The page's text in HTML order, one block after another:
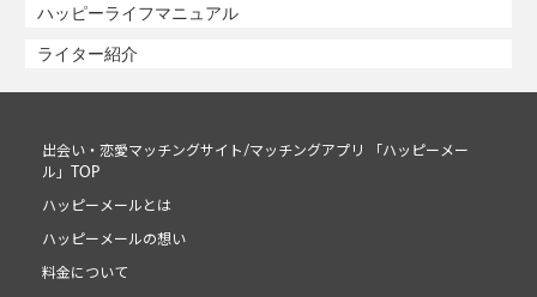
ハッピーライフマニュアル
ライター紹介
出会い・恋愛マッチングサイト/マッチングアプリ 「ハッピーメー
ル」TOP
ハッピーメールとは
ハッピーメールの想い
料金について